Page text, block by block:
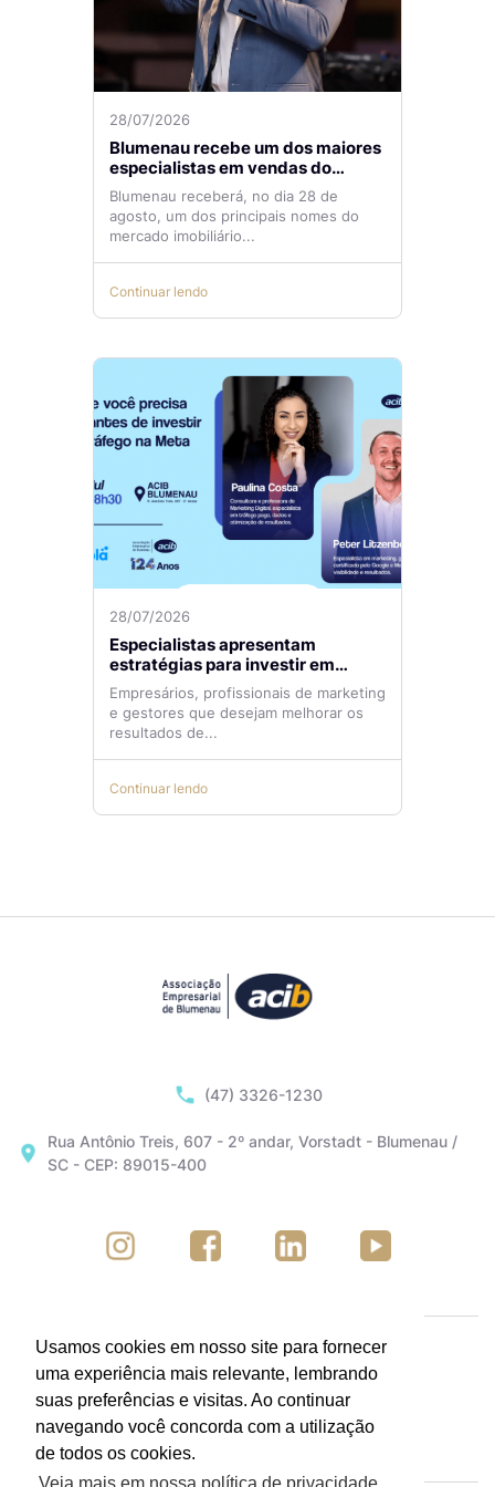
28/07/2026
Blumenau recebe um dos maiores
especialistas em vendas do
mercado imobiliário
Blumenau receberá, no dia 28 de
agosto, um dos principais nomes do
mercado imobiliário...
Continuar lendo
28/07/2026
Especialistas apresentam
estratégias para investir em
tráfego pago com mais eficiência
Empresários, profissionais de marketing
e gestores que desejam melhorar os
resultados de...
Continuar lendo
(47) 3326-1230
Rua Antônio Treis, 607 - 2º andar, Vorstadt - Blumenau /
SC - CEP: 89015-400
Usamos cookies em nosso site para fornecer
uma experiência mais relevante, lembrando
suas preferências e visitas. Ao continuar
navegando você concorda com a utilização
de todos os cookies.